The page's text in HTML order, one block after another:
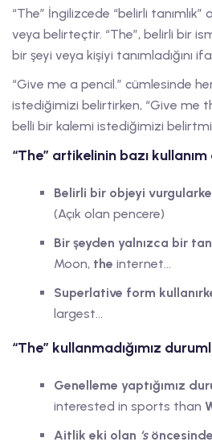
“The” İngilizcede “belirli
veya belirteçtir. “The”, belirli bir
bir şeyi veya kişiyi tanımladığını
“Give me a pencil.” cümlesinde
istediğimizi belirtirken, “Give me
belli bir kalemi istediğimizi
“The” artikelinin bazı kullanım
Belirli bir objeyi
(Açık olan pencere)
Bir şeyden yalnızca bir
Moon, the internet…
Superlative form
largest…
“The” kullanmadığımız
Genelleme yaptığımız
interested in sports than
Aitlik eki olan ‘s